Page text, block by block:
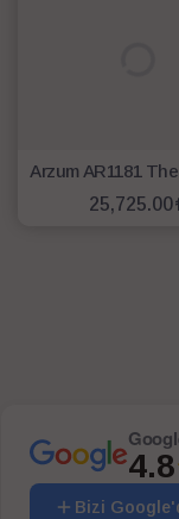
25,725.00
4.8
Bizi